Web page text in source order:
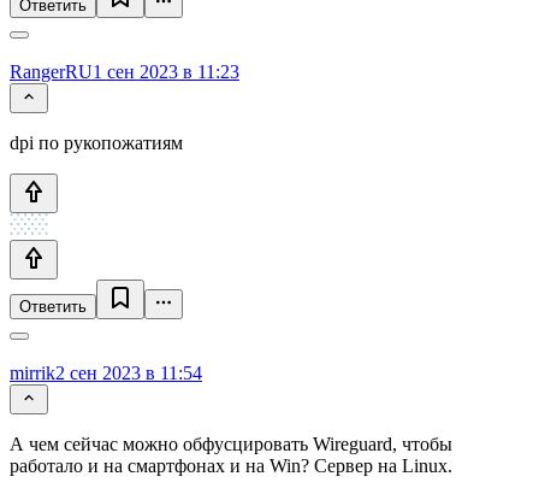
Ответить
RangerRU1 сен 2023 в 11:23
dpi по рукопожатиям
Ответить
mirrik2 сен 2023 в 11:54
А чем сейчас можно обфусцировать Wireguard, чтобы
работало и на смартфонах и на Win? Сервер на Linux.